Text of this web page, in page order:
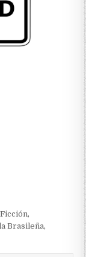
Ficción,
Brasileña,